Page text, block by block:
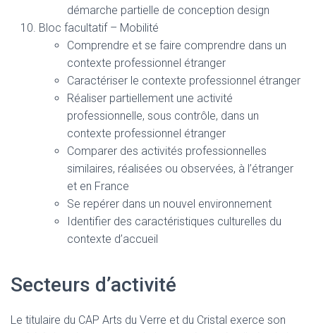
démarche partielle de conception design
Bloc facultatif – Mobilité
Comprendre et se faire comprendre dans un
contexte professionnel étranger
Caractériser le contexte professionnel étranger
Réaliser partiellement une activité
professionnelle, sous contrôle, dans un
contexte professionnel étranger
Comparer des activités professionnelles
similaires, réalisées ou observées, à l’étranger
et en France
Se repérer dans un nouvel environnement
Identifier des caractéristiques culturelles du
contexte d’accueil
Secteurs d’activité
Le titulaire du CAP Arts du Verre et du Cristal exerce son